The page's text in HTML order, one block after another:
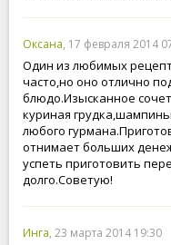
Оксана, 17 февраля 2014
Один из любимых
часто,но оно отлично
блюдо.Изысканное
куриная
любого
отнимает больших
успеть приготовить
долго.Советую!
Инга, 23 марта 2014 19:30